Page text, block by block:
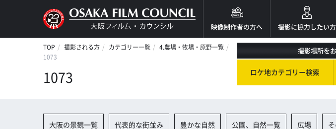
映像制作者の方へ 撮影に協力したい方
TOP 撮影される方 カテゴリー一覧
4.農場・牧場・原野一覧
1073
1073
撮影場所を
ロケ地カテゴリー検索
大阪の景観一覧 代表的な街並み 豊かな自然 公園、自然一覧 広場